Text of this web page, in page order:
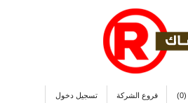
فروع الشركة تسجيل دخول